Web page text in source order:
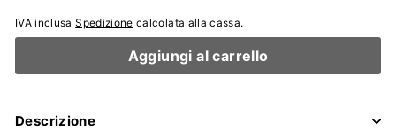
IVA inclusaSpedizione calcolata alla cassa.
Aggiungi al carrello
Descrizione